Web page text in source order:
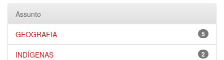
Assunto
5
GEOGRAFIA
2
INDÍGENAS